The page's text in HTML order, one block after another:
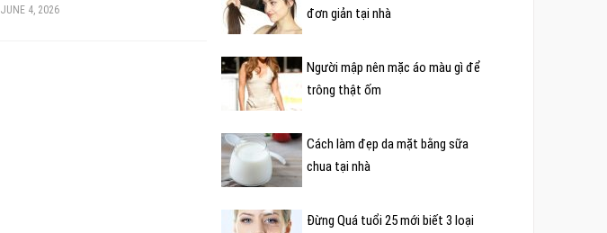
JUNE 4, 2026
đơn giản tại nhà
Người mập nên mặc áo màu gì để
trông thật ốm
Cách làm đẹp da mặt bằng sữa
chua tại nhà
Đừng Quá tuổi 25 mới biết 3 loại